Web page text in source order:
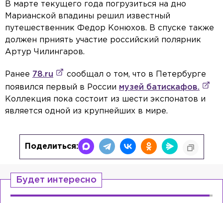
В марте текущего года погрузиться на дно
Марианской впадины решил известный
путешественник Федор Конюхов. В спуске также
должен прниять участие российский полярник
Артур Чилингаров.
Ранее 78.ru
сообщал о том, что в Петербурге
появился первый в России музей батискафов.
Коллекция пока состоит из шести экспонатов и
является одной из крупнейших в мире.
Поделиться:
Будет интересно